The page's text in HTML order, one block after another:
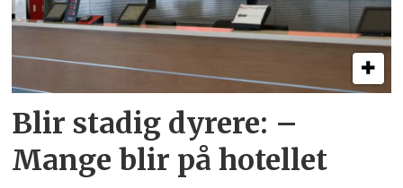
Blir stadig dyrere: –
Mange blir på hotellet